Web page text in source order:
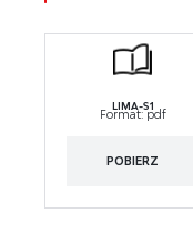
LIMA-S1
Format:pdf
POBIERZ